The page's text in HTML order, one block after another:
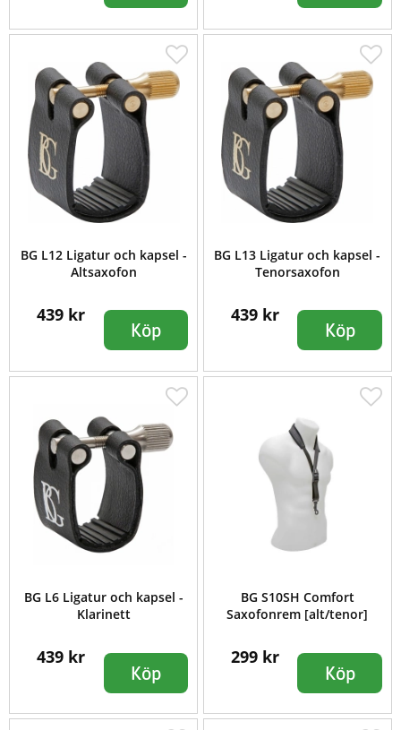
BG L12 Ligatur och kapsel -
Altsaxofon
439 kr
Köp
BG L13 Ligatur och kapsel -
Tenorsaxofon
439 kr
Köp
BG L6 Ligatur och kapsel -
Klarinett
439 kr
Köp
BG S10SH Comfort
Saxofonrem [alt/tenor]
299 kr
Köp